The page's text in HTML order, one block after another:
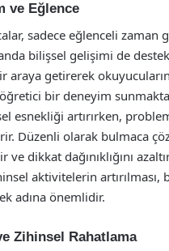
ve Eğlence
sadece eğlenceli zaman
bilişsel gelişimi de
araya getirerek
bir deneyim
esnekliği artırırken,
Düzenli olarak bulmaca
ve dikkat dağınıklığını
aktivitelerin artırılması,
adına önemlidir.
Zihinsel Rahatlama